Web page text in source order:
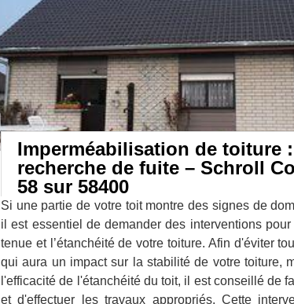
Imperméabilisation de toiture :
recherche de fuite – Schroll
58 sur 58400
Si une partie de votre toit montre des signes de
il est essentiel de demander des interventions
tenue et l’étanchéité de votre toiture. Afin d'éviter
qui aura un impact sur la stabilité de votre toiture,
l'efficacité de l'étanchéité du toit, il est conseillé de
et d'effectuer les travaux appropriés. Cette